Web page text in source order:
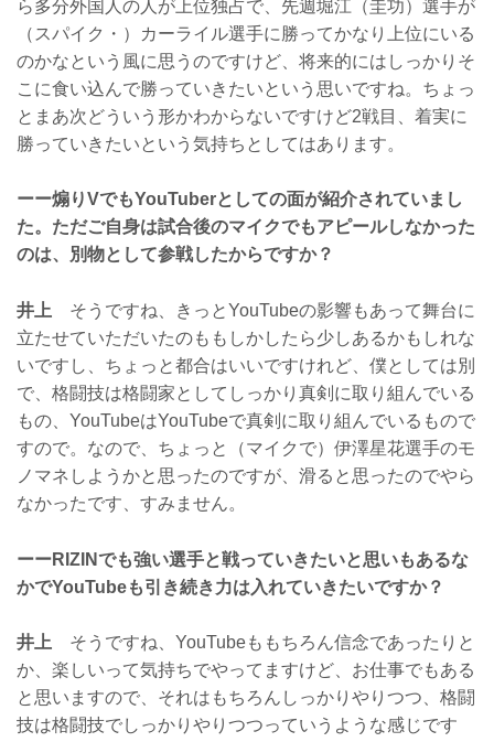
ら多分外国人の人が上位独占で、先週堀江（圭功）選手が
（スパイク・）カーライル選手に勝ってかなり上位にいる
のかなという風に思うのですけど、将来的にはしっかりそ
こに食い込んで勝っていきたいという思いですね。ちょっ
とまあ次どういう形かわからないですけど2戦目、着実に
勝っていきたいという気持ちとしてはあります。
ーー煽りVでもYouTuberとしての面が紹介されていまし
た。ただご自身は試合後のマイクでもアピールしなかった
のは、別物として参戦したからですか？
井上 そうですね、きっとYouTubeの影響もあって舞台に
立たせていただいたのももしかしたら少しあるかもしれな
いですし、ちょっと都合はいいですけれど、僕としては別
で、格闘技は格闘家としてしっかり真剣に取り組んでいる
もの、YouTubeはYouTubeで真剣に取り組んでいるもので
すので。なので、ちょっと（マイクで）伊澤星花選手のモ
ノマネしようかと思ったのですが、滑ると思ったのでやら
なかったです、すみません。
ーーRIZINでも強い選手と戦っていきたいと思いもあるな
かでYouTubeも引き続き力は入れていきたいですか？
井上 そうですね、YouTubeももちろん信念であったりと
か、楽しいって気持ちでやってますけど、お仕事でもある
と思いますので、それはもちろんしっかりやりつつ、格闘
技は格闘技でしっかりやりつつっていうような感じです